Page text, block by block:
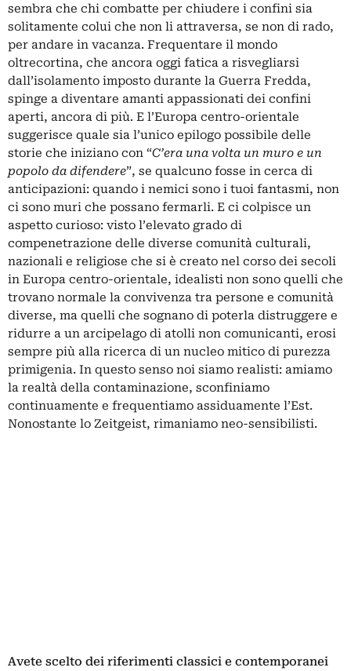
sembra che chi combatte per chiudere i confini sia
solitamente colui che non li attraversa, se non di rado,
per andare in vacanza. Frequentare il mondo
oltrecortina, che ancora oggi fatica a risvegliarsi
dall’isolamento imposto durante la Guerra Fredda,
spinge a diventare amanti appassionati dei confini
aperti, ancora di più. E l’Europa centro-orientale
suggerisce quale sia l’unico epilogo possibile delle
storie che iniziano con “C’era una volta un muro e un
popolo da difendere”, se qualcuno fosse in cerca di
anticipazioni: quando i nemici sono i tuoi fantasmi, non
ci sono muri che possano fermarli. E ci colpisce un
aspetto curioso: visto l’elevato grado di
compenetrazione delle diverse comunità culturali,
nazionali e religiose che si è creato nel corso dei secoli
in Europa centro-orientale, idealisti non sono quelli che
trovano normale la convivenza tra persone e comunità
diverse, ma quelli che sognano di poterla distruggere e
ridurre a un arcipelago di atolli non comunicanti, erosi
sempre più alla ricerca di un nucleo mitico di purezza
primigenia. In questo senso noi siamo realisti: amiamo
la realtà della contaminazione, sconfiniamo
continuamente e frequentiamo assiduamente l’Est.
Nonostante lo Zeitgeist, rimaniamo neo-sensibilisti.
Avete scelto dei riferimenti classici e contemporanei